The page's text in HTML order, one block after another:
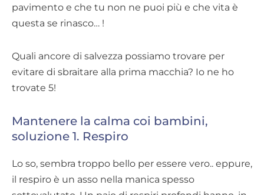
pavimento e che tu non ne puoi più e che vita è
questa se rinasco… !
Quali ancore di salvezza possiamo trovare per
evitare di sbraitare alla prima macchia? Io ne ho
trovate 5!
Mantenere la calma coi bambini,
soluzione 1. Respiro
Lo so, sembra troppo bello per essere vero.. eppure,
il respiro è un asso nella manica spesso